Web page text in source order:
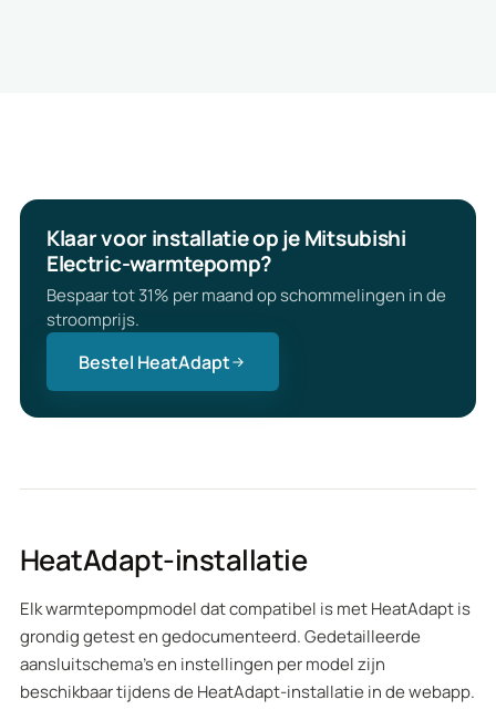
Klaar voor installatie op je Mitsubishi
Electric-warmtepomp?
Bespaar tot 31% per maand op schommelingen in de
stroomprijs.
Bestel HeatAdapt
HeatAdapt-installatie
Elk warmtepompmodel dat compatibel is met HeatAdapt is
grondig getest en gedocumenteerd. Gedetailleerde
aansluitschema's en instellingen per model zijn
beschikbaar tijdens de HeatAdapt-installatie in de webapp.